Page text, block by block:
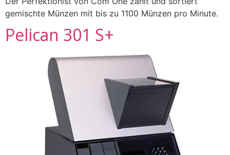
gemischte Münzen mit bis zu 1100 Münzen pro Minute.
Pelican 301 S+